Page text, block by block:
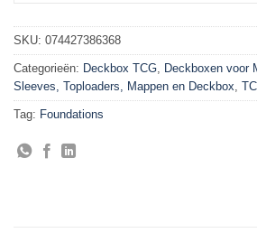
SKU: 074427386368
Categorieën: Deckbox TCG Deckboxen voor
Sleeves, Toploaders, Mappen en Deckbox
Tag: Foundations